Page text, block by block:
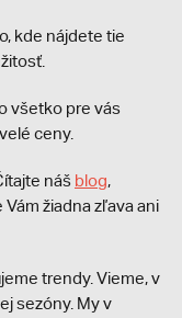
kde nájdete tie
všetko pre vás
ceny.
náš blog,
žiadna zľava ani
trendy. Vieme, v
sezóny. My v